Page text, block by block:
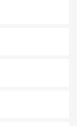
る外せないスポット